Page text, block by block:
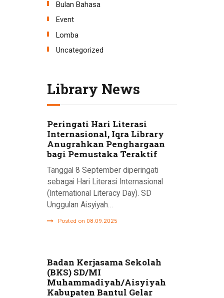
Bulan Bahasa
Event
Lomba
Uncategorized
Library News
Peringati Hari Literasi
Internasional, Iqra Library
Anugrahkan Penghargaan
bagi Pemustaka Teraktif
Tanggal 8 September diperingati
sebagai Hari Literasi Internasional
(International Literacy Day). SD
Unggulan Aisyiyah…
Posted on 08.09.2025
Badan Kerjasama Sekolah
(BKS) SD/MI
Muhammadiyah/Aisyiyah
Kabupaten Bantul Gelar